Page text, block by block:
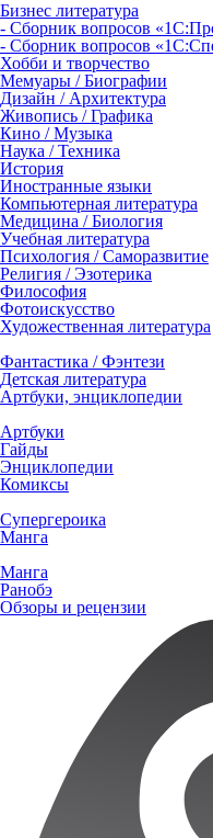
Бизнес литература
- Сборник вопросов
- Сборник вопросов
Хобби и творчество
Мемуары / Биографии
Дизайн / Архитектура
Живопись / Графика
Кино / Музыка
Наука / Техника
История
Иностранные языки
Компьютерная литература
Медицина / Биология
Учебная литература
Психология / Саморазвитие
Религия / Эзотерика
Философия
Фотоискусство
Художественная литература
Фантастика / Фэнтези
Детская литература
Артбуки, энциклопедии
Артбуки
Гайды
Энциклопедии
Комиксы
Супергероика
Манга
Манга
Ранобэ
Обзоры и рецензии